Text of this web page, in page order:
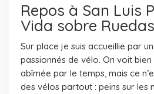
Repos à San Luis
Vida sobre Ruedas
Sur place je suis accueillie par
passionnés de vélo. On voit
abîmée par le temps, mais ce
des vélos partout : peins sur les